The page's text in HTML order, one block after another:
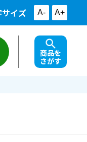
イズ A- A+
商品を
さがす